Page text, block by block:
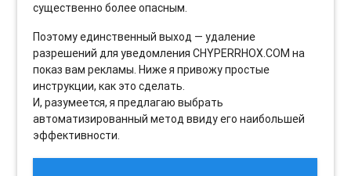
существенно более опасным.
Поэтому единственный выход — удаление
разрешений для уведомления CHYPERRHOX.COM на
показ вам рекламы. Ниже я привожу простые
инструкции, как это сделать.
И, разумеется, я предлагаю выбрать
автоматизированный метод ввиду его наибольшей
эффективности.